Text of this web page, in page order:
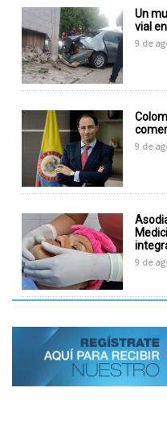
Un
vial
9 de
9 de
9 de